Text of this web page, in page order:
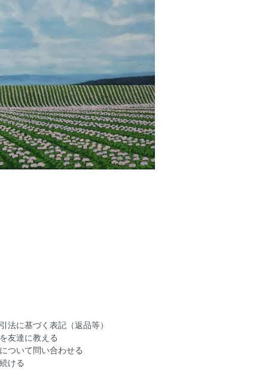
法に基づく表記（返品等）
友達に教える
ついて問い合わせる
ける